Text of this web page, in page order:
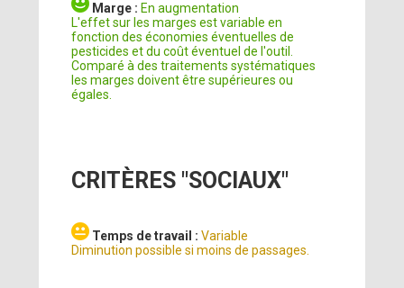
Marge : En augmentation
L'effet sur les marges est variable en
fonction des économies éventuelles de
pesticides et du coût éventuel de l'outil.
Comparé à des traitements systématiques
les marges doivent être supérieures ou
égales.
CRITÈRES "SOCIAUX"
Temps de travail :Variable
Diminution possible si moins de passages.